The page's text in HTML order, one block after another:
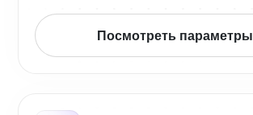
Посмотреть параметры